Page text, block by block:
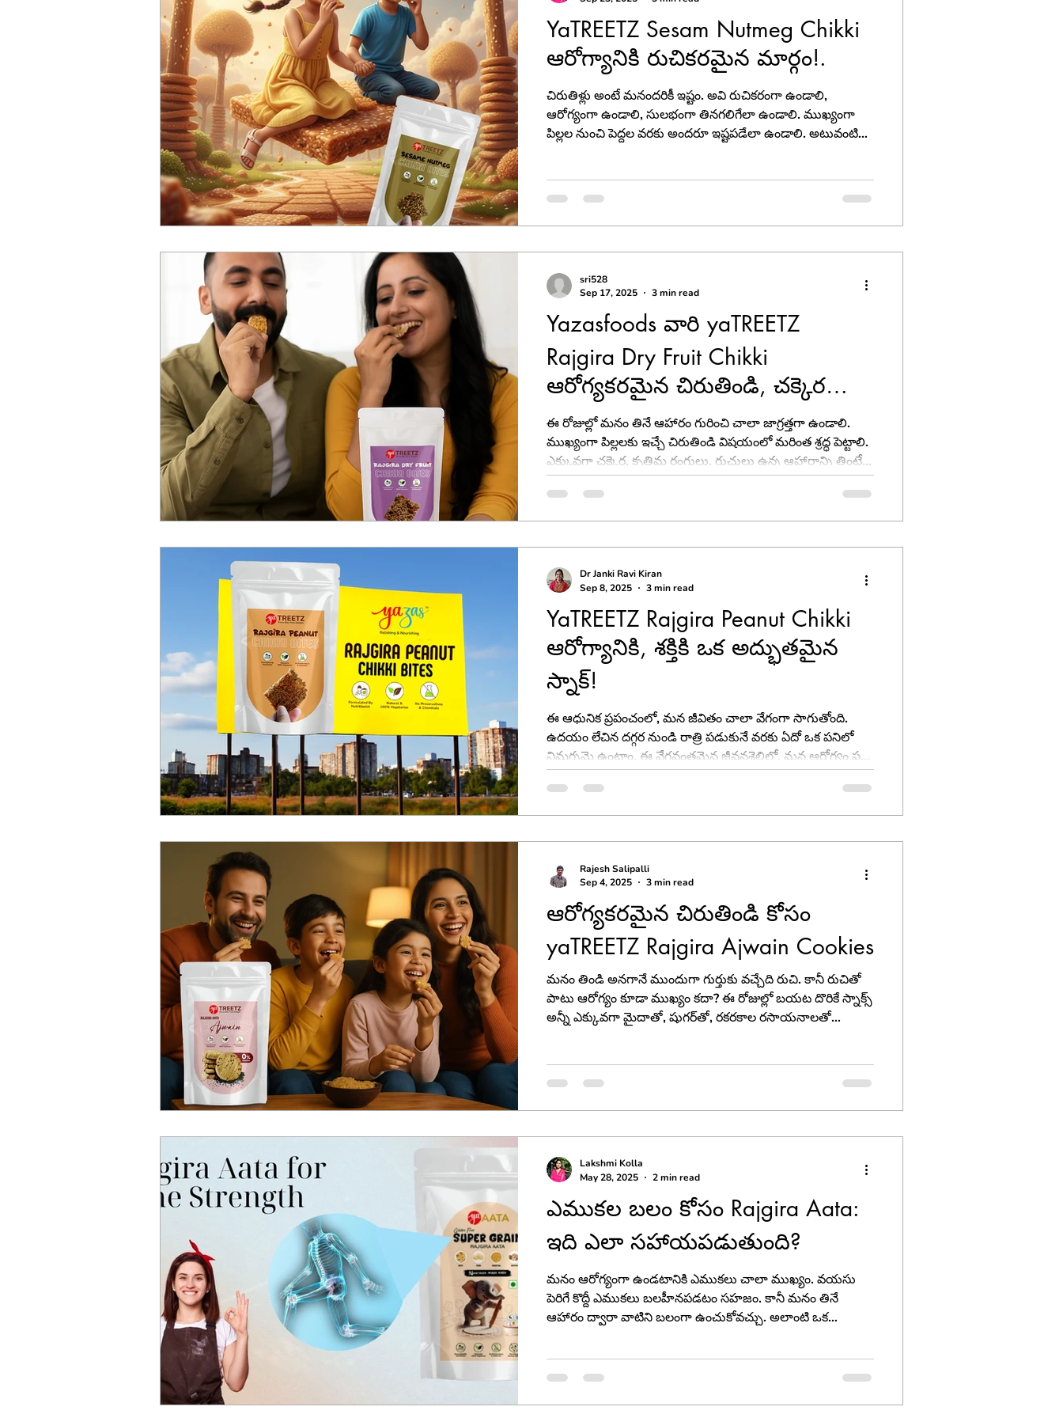
YaTREETZ Sesam Nutmeg Chikki
ఆరోగ్యానికి రుచికరమైన మార్గం!.
చిరుతిళ్లు అంటే మనందరికీ ఇష్టం. అవి రుచికరంగా ఉండాలి,
ఆరోగ్యంగా ఉండాలి, సులభంగా తినగలిగేలా ఉండాలి. ముఖ్యంగా
పిల్లల నుంచి పెద్దల వరకు అందరూ ఇష్టపడేలా ఉండాలి. అటువంటి
Yazasfoods వారి yaTREETZ
Rajgira Dry Fruit Chikki
ఆరోగ్యకరమైన చిరుతిండి, చక్కెర
లేకుండా!
ఈ రోజుల్లో మనం తినే ఆహారం గురించి చాలా జాగ్రత్తగా ఉండాలి.
ముఖ్యంగా పిల్లలకు ఇచ్చే చిరుతిండి విషయంలో మరింత శ్రద్ధ పెట్టాలి.
ఎక్కువగా చక్కెర, కృత్రిమ రంగులు, రుచులు ఉన్న ఆహారాన్ని తింటే
ఆరోగ్యానికి మంచిది కాదు. అందుకే, మనం ఆరోగ్యకరమైన,
పోషకాలతో నిండిన ఆహారం వైపు మొగ్గు చూపుతున్నాం. అటువంటి
ఒక అద్భుతమైన ఆరోగ్యకరమైన చిరుతిండి, Yazasfoods వారి
sri528
Sep 17, 2025
3 min read
YaTREETZ Rajgira Peanut Chikki
ఆరోగ్యానికి, శక్తికి ఒక అద్భుతమైన
స్నాక్!
ఈ ఆధునిక ప్రపంచంలో, మన జీవితం చాలా వేగంగా సాగుతోంది.
ఉదయం లేచిన దగ్గర నుండి రాత్రి పడుకునే వరకు ఏదో ఒక పనిలో
నిమగ్నమై ఉంటాం. ఈ వేగవంతమైన జీవనశైలిలో, మన ఆరోగ్యం పట్ల
మనం శ్రద్ధ పెట్టడం చాలా ముఖ్యం. మన శరీరానికి సరైన పోషకాలు
అందకపోతే, రోజంతా మనం అలసిపోతాము, ఏ పని మీద శ్రద్ధ
పెట్టలేము. అందుకే, మనకు పోషకాహారంతో పాటు శక్తిని అందించే
Dr Janki Ravi Kiran
Sep 8, 2025
3 min read
ఆరోగ్యకరమైన చిరుతిండి కోసం
yaTREETZ Rajgira Ajwain Cookies
మనం తిండి అనగానే ముందుగా గుర్తుకు వచ్చేది రుచి. కానీ రుచితో
పాటు ఆరోగ్యం కూడా ముఖ్యం కదా? ఈ రోజుల్లో బయట దొరికే స్నాక్స్
అన్నీ ఎక్కువగా మైదాతో, షుగర్‌తో, రకరకాల రసాయనాలతో
ఈ కుకీస్ కేవలం ఒక చిరుతిండి మాత్రమే కాదు, ఇది ఆరోగ్యానికి ఎంతో
Rajesh Salipalli
Sep 4, 2025
3 min read
ఎముకల బలం కోసం Rajgira Aata:
ఇది ఎలా సహాయపడుతుంది?
మనం ఆరోగ్యంగా ఉండటానికి ఎముకలు చాలా ముఖ్యం. వయసు
పెరిగే కొద్దీ ఎముకలు బలహీనపడటం సహజం. కానీ మనం తినే
ఆహారం ద్వారా వాటిని బలంగా ఉంచుకోవచ్చు. అలాంటి ఒక
రామదానా అని కూడా పిలుస్తారు.
Lakshmi Kolla
May 28, 2025
2 min read